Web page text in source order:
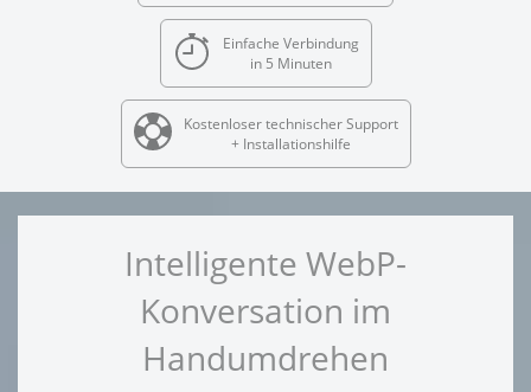
Einfache Verbindung
in 5 Minuten
Kostenloser technischer Support
+ Installationshilfe
Intelligente WebP-
Konversation im
Handumdrehen